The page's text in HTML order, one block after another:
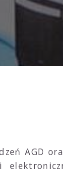
AGD